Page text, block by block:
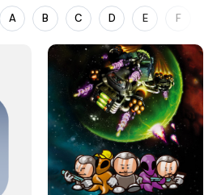
A B C D E F